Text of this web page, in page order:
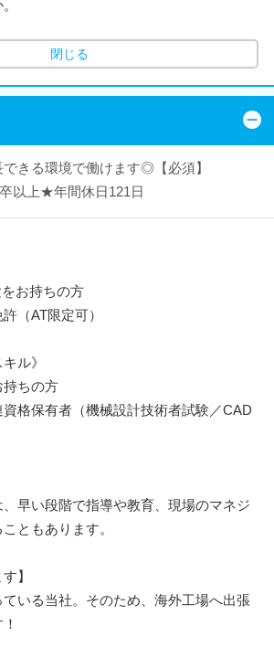
閉じる
できる環境で働けます◎【必須】
以上★年間休日121日
お持ちの方
（AT限定可）
ル》
持ちの方
格保有者（機械設計技術者試験／CAD
早い段階で指導や教育、現場のマネジ
ともあります。
】
いる当社。そのため、海外工場へ出張